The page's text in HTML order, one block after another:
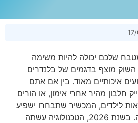
שלכם יכולה להיות משימה
מוצף בדגמים של בלנדרים
איכותיים מאוד. בין אם אתם
חלבון מהיר אחרי אימון, או הורים
לילדים, המכשיר שתבחרו ישפיע
ישירות על איכות התוצאה. בשנת 2026, הטכנולוגיה עשתה